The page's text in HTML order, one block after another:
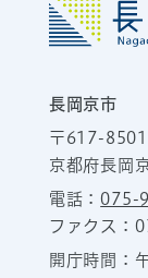
長岡京市
〒617-8501
京都府長岡
電話：075-
ファクス：
開庁時間：